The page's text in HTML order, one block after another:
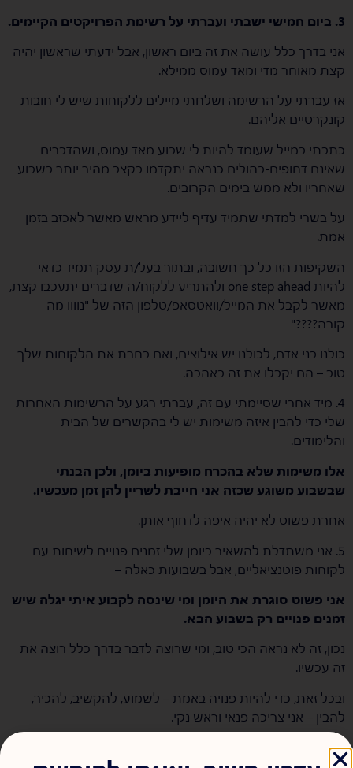
3. ביום חמישי ישבתי ועברתי על רשימת הפרויקטים הקיימים.
אני בדרך כלל עושה את זה ביום ראשון, אבל ידעתי שראשון יהיה
קצת מאוחר מדי ומאד עמוס ממילא.
אז עברתי על הרשימה ושלחתי מיילים ללקוחות שיש לי חובות
קונקרטיים אליהם.
כתבתי במייל שעומד להיות לי שבוע מאד עמוס, ושהדברים
שאינם דחופים-בהולים כנראה יתקדמו בקצב מהיר יותר בשבוע
שאחריו ולא ממש בימים הקרובים.
על בשרי למדתי שתמיד עדיף ליידע מראש מאשר לאכזב בזמן
אמת.
השקיפות הזו כל כך חשובה, ובתור בעל/ת עסק תמיד כדאי
להיות one step ahead ולהתריע ללקוח/ה שדברים יתעכבו קצת,
מאשר לקבל את המייל/וואטסאפ/טלפון הזה של "נוווו מה
קורה????"
כולנו בני אדם, לכולנו יש אילוצים, ואם בחרת את הלקוחות שלך
טוב – הם יקבלו את זה באהבה.
4. מיד אחרי שסיימתי עם זה, עברתי רגע על הרשימות האחרות
שלי כדי להבין איזה משימות יש לי בהקשרים של הבית
והלימודים.
אלו משימות שלא בהכרח מופיעות ביומן, ולכן הבנתי
שבשבוע משוגע שכזה אני חייבת לשריין להן זמן מעכשיו.
אחרת פשוט לא יהיה איפה לדחוף אותן.
5. אני משתדלת להשאיר ביומן שלי זמנים פנויים לשיחות עם
לקוחות פוטנציאליים, אבל בשבועות כאלה –
אני פשוט סוגרת את היומן ומי שינסה לקבוע איתי יגלה שיש
זמנים פנויים רק בשבוע הבא.
נכון, זה לא נראה הכי טוב, ומי שרוצה לדבר בדרך כלל רוצה את
זה עכשיו.
ובכל זאת, כדי להיות פנויה באמת – לשמוע, להקשיב, להכיר,
להבין – אני צריכה פנאי וראש נקי.
את שניהם אין לי השבוע.